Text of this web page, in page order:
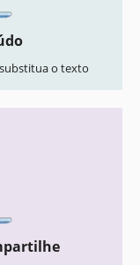
o texto